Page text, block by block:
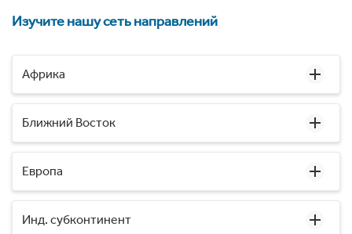
Изучите нашу сеть направлений
Африка
Ближний Восток
Европа
Инд. субконтинент